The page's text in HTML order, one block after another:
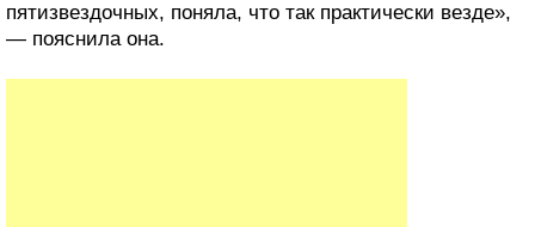
пятизвездочных, поняла, что так практически везде»,
— пояснила она.